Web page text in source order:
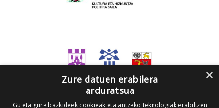
×
Zure datuen erabilera
arduratsua
Gu eta gure bazkideek cookieak eta antzeko teknologiak erabiltzen